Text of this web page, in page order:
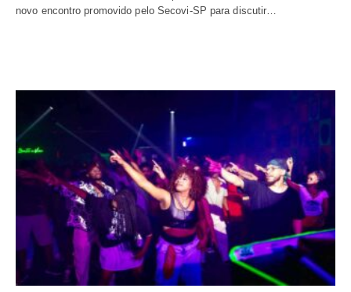
novo encontro promovido pelo Secovi-SP para discutir…